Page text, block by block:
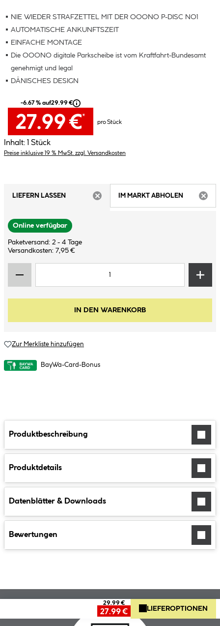
NIE WIEDER STRAFZETTEL MIT DER OOONO P-DISC NO1
AUTOMATISCHE ANKUNFTSZEIT
EINFACHE MONTAGE
Die OOONO digitale Parkscheibe ist vom Kraftfahrt-Bundesamt
genehmigt und legal
DÄNISCHES DESIGN
-6.67 % auf29.99 €
27.99 €*
pro Stück
Inhalt: 1 Stück
Preise inklusive 19 % MwSt. zzgl. Versandkosten
LIEFERN LASSEN
IM MARKT ABHOLEN
Online verfügbar
Paketversand: 2 - 4 Tage
Versandkosten: 7,95 €
IN DEN WARENKORB
Zur Merkliste hinzufügen
BayWa-Card-Bonus
Produktbeschreibung
Produktdetails
Datenblätter & Downloads
Bewertungen
29.99 €
27.99 € LIEFEROPTIONEN